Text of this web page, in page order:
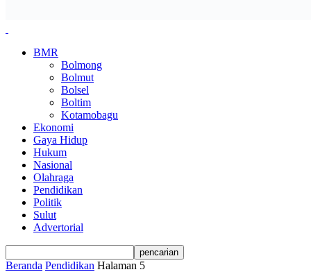
BMR
Bolmong
Bolmut
Bolsel
Boltim
Kotamobagu
Ekonomi
Gaya Hidup
Hukum
Nasional
Olahraga
Pendidikan
Politik
Sulut
Advertorial
Beranda Pendidikan Halaman 5